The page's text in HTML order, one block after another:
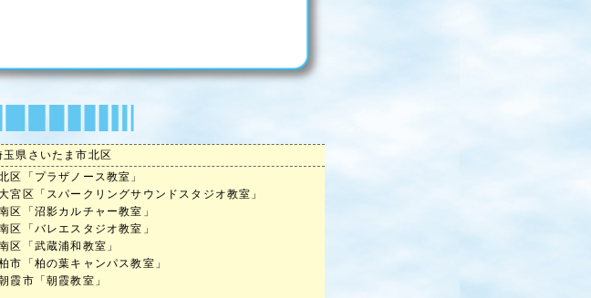
玉県さいたま市北区
区「プラザノース教室」
宮区「スパークリングサウンドスタジオ教室」
区「沼影カルチャー教室」
区「バレエスタジオ教室」
区「武蔵浦和教室」
市「柏の葉キャンパス教室」
霞市「朝霞教室」